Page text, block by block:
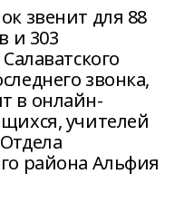
звенит для 88
и 303
звонка,
в онлайн-
учителей
района Альфия